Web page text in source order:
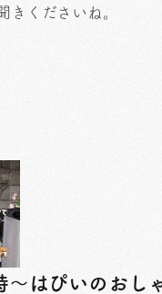
きくださいね。
～はぴいのおし